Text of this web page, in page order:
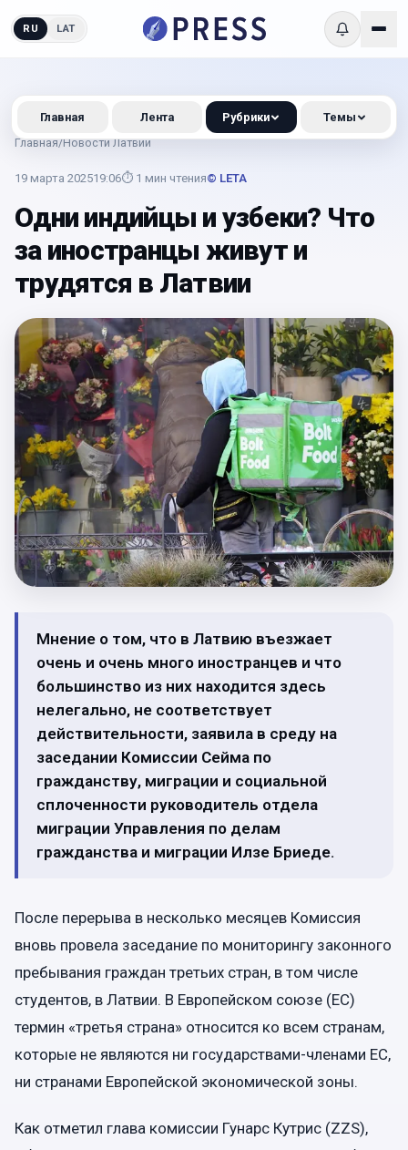
RU LAT
Главная/Новости Латвии
19 марта 202519:06⏱ 1 мин чтения© LETA
Одни индийцы и узбеки? Что
за иностранцы живут и
трудятся в Латвии
Мнение о том, что в Латвию въезжает
очень и очень много иностранцев и что
большинство из них находится здесь
нелегально, не соответствует
действительности, заявила в среду на
заседании Комиссии Сейма по
гражданству, миграции и социальной
сплоченности руководитель отдела
миграции Управления по делам
гражданства и миграции Илзе Бриеде.
После перерыва в несколько месяцев Комиссия
вновь провела заседание по мониторингу законного
пребывания граждан третьих стран, в том числе
студентов, в Латвии. В Европейском союзе (ЕС)
термин «третья страна» относится ко всем странам,
которые не являются ни государствами-членами ЕС,
ни странами Европейской экономической зоны.
Как отметил глава комиссии Гунарс Кутрис (ZZS),
Главная Лента Рубрики Темы